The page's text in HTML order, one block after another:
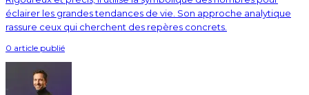
éclairer les grandes tendances de vie. Son approche analytique
rassure ceux qui cherchent des repères concrets.
0 article publié